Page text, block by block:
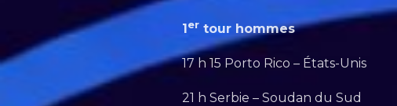
1er tour hommes
17 h 15 Porto Rico – États-Unis
21 h Serbie – Soudan du Sud